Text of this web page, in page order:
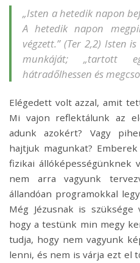
„Isten a hetedik napon
A hetedik napon
végzett.” (Ter 2,2) Isten
munkáját; „tartott
hátradőlhessen és
Elégedett volt azzal, amit
Mi vajon reflektálunk az
adunk azokért? Vagy
hajtjuk magunkat?
fizikai állóképességünknek
nem arra vagyunk
állandóan programokkal
Még Jézusnak is
hogy a testünk min megy
tudja, hogy nem vagyunk
lenni, és nem is várja ezt el